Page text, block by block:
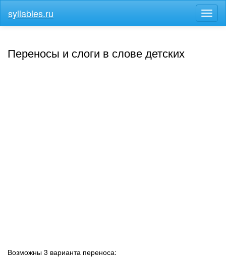
меню
syllables.ru
Переносы и слоги в слове детских
Возможны 3 варианта переноса: